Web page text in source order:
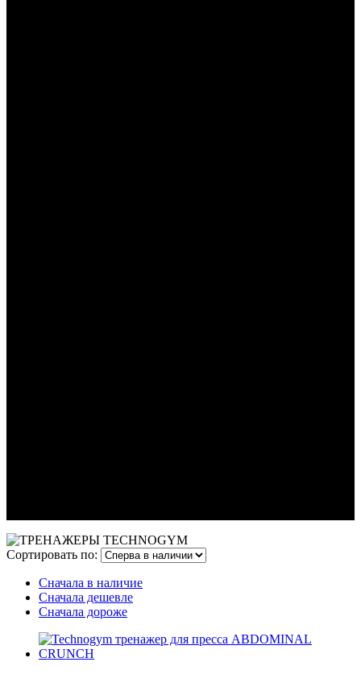
Сортировать по:
Сначала в наличие
Сначала дешевле
Сначала дороже